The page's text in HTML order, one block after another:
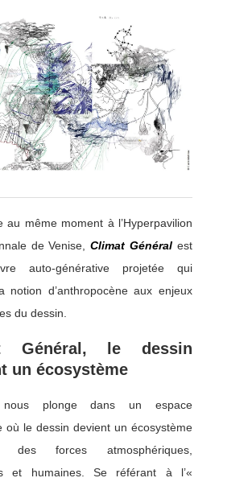
au même moment à l’Hyperpavilion
de Venise,Climat Général est
auto-générative projetée qui
notion d’anthropocène aux enjeux
du dessin.
Général, le dessin
un écosystème
nous plonge dans un espace
où le dessin devient un écosystème
des forces atmosphériques,
et humaines. Se référant à l’«